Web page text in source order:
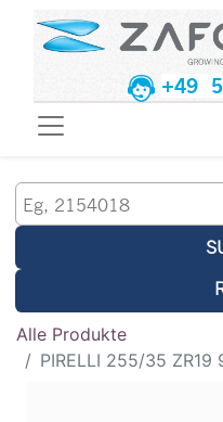
+49
Alle Produkte
PIRELLI 255/35 ZR19